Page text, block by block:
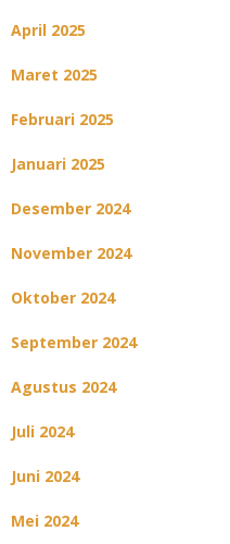
April 2025
Maret 2025
Februari 2025
Januari 2025
Desember 2024
November 2024
Oktober 2024
September 2024
Agustus 2024
Juli 2024
Juni 2024
Mei 2024